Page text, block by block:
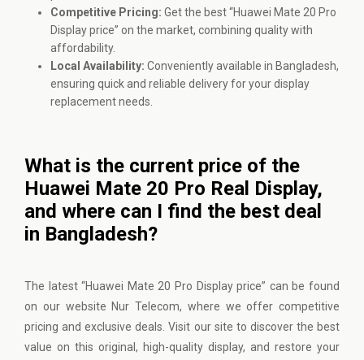
Competitive Pricing: Get the best “Huawei Mate 20 Pro
Display price” on the market, combining quality with
affordability.
Local Availability: Conveniently available in Bangladesh,
ensuring quick and reliable delivery for your display
replacement needs.
What is the current price of the
Huawei Mate 20 Pro Real Display,
and where can I find the best deal
in Bangladesh?
The latest “Huawei Mate 20 Pro Display price” can be found
on our website Nur Telecom, where we offer competitive
pricing and exclusive deals. Visit our site to discover the best
value on this original, high-quality display, and restore your